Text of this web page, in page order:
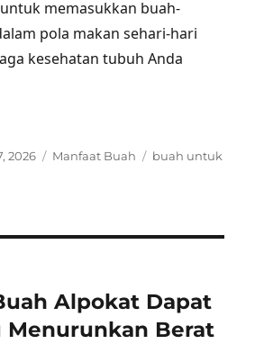
memasukkan buah-
pola makan sehari-hari
kesehatan tubuh Anda
2026 Categories
Manfaat Buah Tags
buah untuk
Alpokat Dapat
Menurunkan Berat